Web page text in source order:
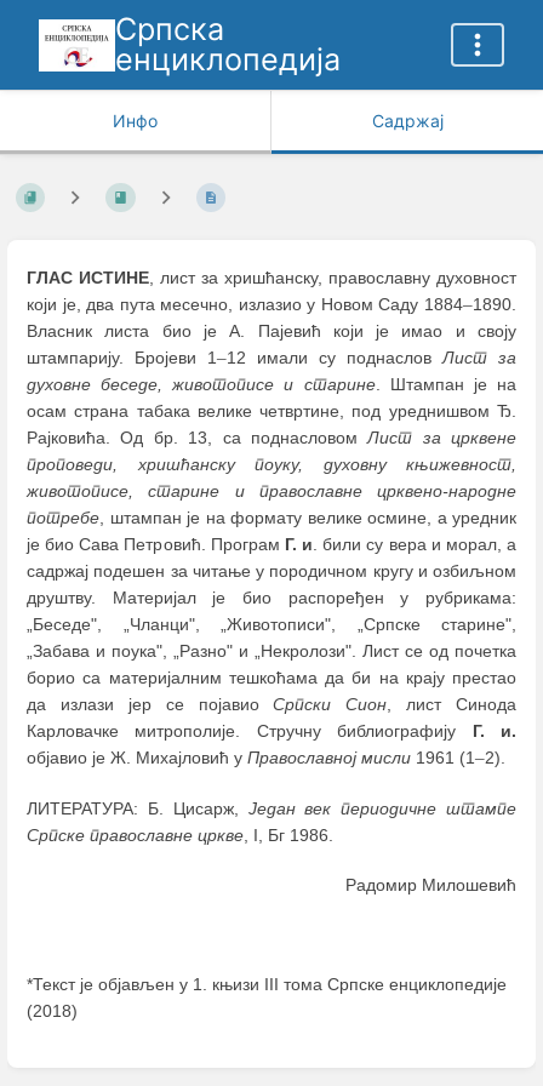
Српска
енциклопедија
Инфо Садржај
ГЛАС ИСТИНЕ, лист за хришћанску, православну духовност
који је, два пута месечно, излазио у Новом Саду 1884–1890.
Власник листа био је А. Пајевић који је имао и своју
штампарију. Бројеви 1–12 имали су поднасловЛист за
духовне беседе, животописе и старине. Штампан је на
осам страна табака велике четвртине, под уреднишвом Ђ.
Рајковића. Од бр. 13, са поднасловомЛист за црквене
проповеди, хришћанску поуку, духовну књижевност,
животописе, старине и православне црквено-народне
потребе, штампан је на формату велике осмине, а уредник
је био Сава Петровић. Програм Г. и. били су вера и морал, а
садржај подешен за читање у породичном кругу и озбиљном
друштву. Материјал је био распоређен у рубрикама:
„Беседе", „Чланци", „Животописи", „Српске старине",
„Забава и поука", „Разно" и „Некролози". Лист се од почетка
борио са материјалним тешкоћама да би на крају престао
да излази јер се појавиоСрпски Сион, лист Синода
Карловачке митрополије. Стручну библиографију Г. и.
објавио је Ж. Михајловић у Православној мисли 1961 (1–2).
ЛИТЕРАТУРА: Б. Цисарж, Један век периодичне штампе
Српске православне цркве , I, Бг 1986.
Радомир Милошевић
*Текст је објављен у 1. књизи III тома Српске енциклопедије
(2018)